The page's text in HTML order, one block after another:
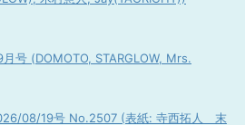
号 (DOMOTO, STARGLOW, Mrs.
08/19号 No.2507 (表紙: 寺西拓人 末